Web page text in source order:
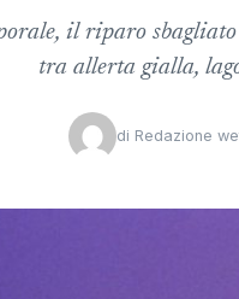
il riparo sbagliato
tra allerta gialla,
di Redazione